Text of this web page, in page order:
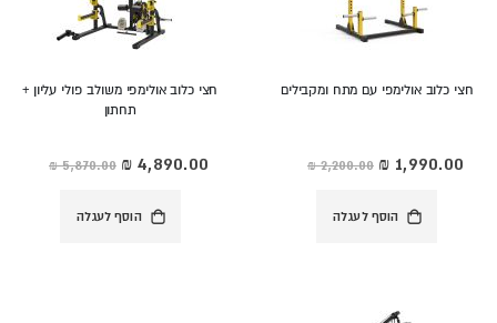
חצי כלוב אולימפי עם מתח ומקבילים
‏2,200.00 ₪ מחיר
מיוחד
הוסף לעגלה
חצי כלוב אולימפי משולב פולי עליון +
תחתון
‏5,870.00 ₪ מחיר
מיוחד
הוסף לעגלה